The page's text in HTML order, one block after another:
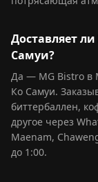
Доставляет
Самуи?
Да — MG Bistro в
Ко Самуи.
биттербаллен,
другое через
Maenam,
до 1:00.